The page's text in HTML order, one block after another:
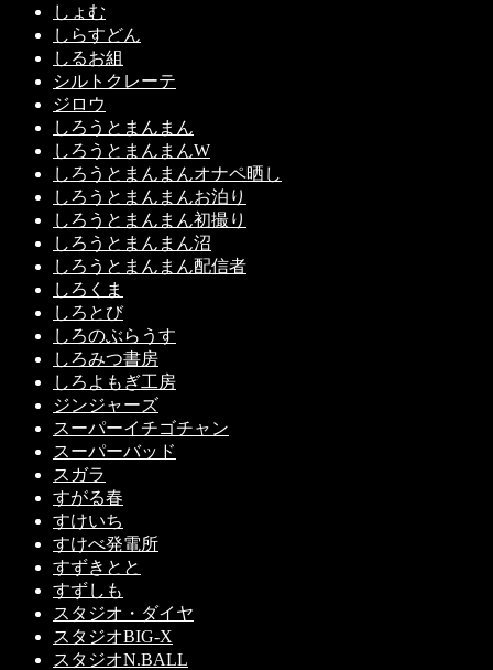
しょむ
しらすどん
しるお組
シルトクレーテ
ジロウ
しろうとまんまん
しろうとまんまんW
しろうとまんまんオナペ晒し
しろうとまんまんお泊り
しろうとまんまん初撮り
しろうとまんまん沼
しろうとまんまん配信者
しろくま
しろとび
しろのぶらうす
しろみつ書房
しろよもぎ工房
ジンジャーズ
スーパーイチゴチャン
スーパーバッド
スガラ
すがる春
すけいち
すけべ発電所
すずきとと
すずしも
スタジオ・ダイヤ
スタジオBIG-X
スタジオN.BALL